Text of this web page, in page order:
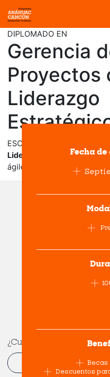
DIPLOMADO EN
Gerencia
Proyectos
Liderazgo
ESCUELA INTERNACIONAL
Lidera proyectos
ágiles y visión directiva
Fecha
Becas
Descuentos
¿Tienes
el
¿Cuál es tu nombre?*